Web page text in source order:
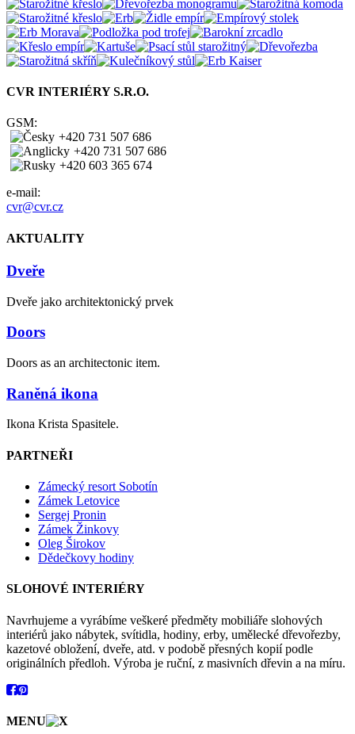
CVR INTERIÉRY S.R.O.
GSM:
+420 731 507 686
+420 731 507 686
+420 603 365 674
e-mail:
cvr@cvr.cz
AKTUALITY
Dveře
Dveře jako architektonický prvek
Doors
Doors as an architectonic item.
Raněná ikona
Ikona Krista Spasitele.
PARTNEŘI
Zámecký resort Sobotín
Zámek Letovice
Sergej Pronin
Zámek Žinkovy
Oleg Širokov
Dědečkovy hodiny
SLOHOVÉ INTERIÉRY
Navrhujeme a vyrábíme veškeré předměty mobiliáře slohových
interiérů jako nábytek, svítidla, hodiny, erby, umělecké dřevořezby,
kazetové obložení, dveře, atd. v podobě přesných kopií podle
originálních předloh. Výroba je ruční, z masivních dřevin a na míru.
MENU